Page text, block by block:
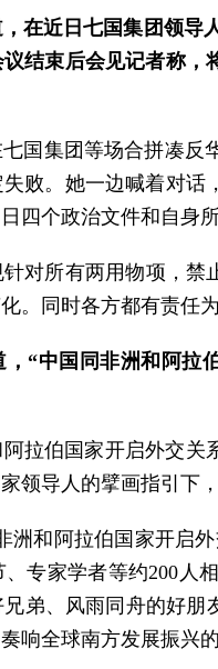
，在近日七国集团领
结束后会见记者称
国集团等场合拼凑反
败。她一边喊着对
四个政治文件和自身
对所有两用物项，
。同时各方都有责任
，“中国同非洲和阿
拉伯国家开启外交
领导人的擘画指引下
洲和阿拉伯国家开启
专家学者等约200人
弟、风雨同舟的好
响全球南方发展振兴